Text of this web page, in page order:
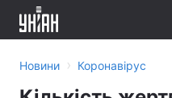
Новини › Коронавірус